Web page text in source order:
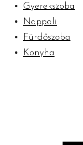
Gyerekszoba
Nappali
Fürdőszoba
Konyha